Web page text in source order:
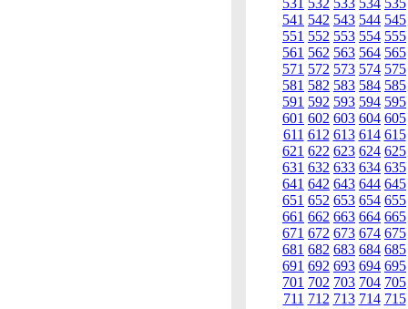
531 532 533 534 535
541 542 543 544 545
551 552 553 554 555
561 562 563 564 565
571 572 573 574 575
581 582 583 584 585
591 592 593 594 595
601 602 603 604 605
611 612 613 614 615
621 622 623 624 625
631 632 633 634 635
641 642 643 644 645
651 652 653 654 655
661 662 663 664 665
671 672 673 674 675
681 682 683 684 685
691 692 693 694 695
701 702 703 704 705
711 712 713 714 715